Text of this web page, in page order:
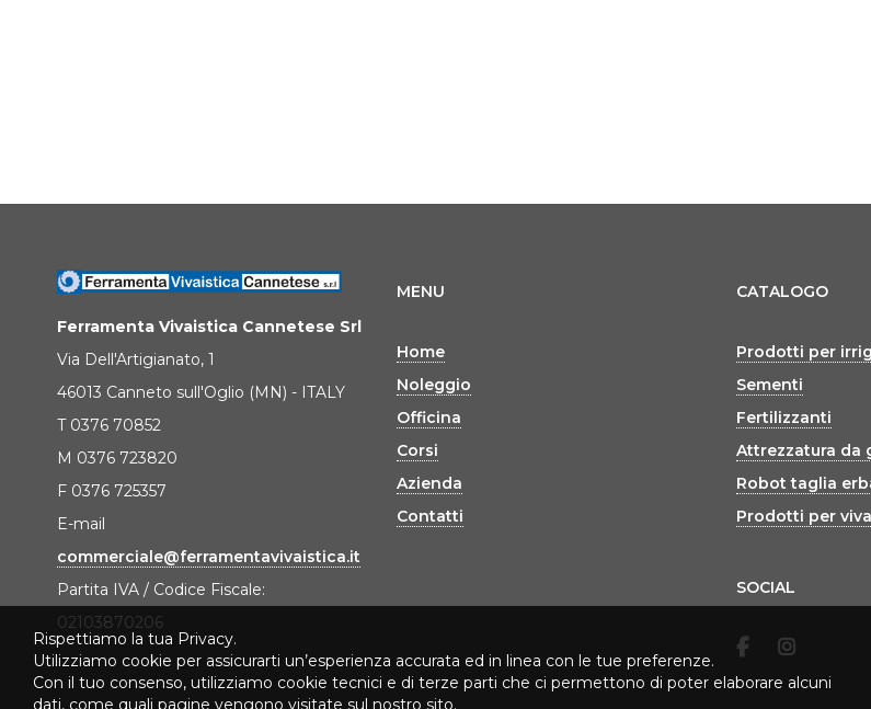
Ferramenta Vivaistica Cannetese Srl
Via Dell'Artigianato, 1
46013 Canneto sull'Oglio (MN) - ITALY
T 0376 70852
M 0376 723820
F 0376 725357
E-mail
commerciale@ferramentavivaistica.it
Partita IVA / Codice Fiscale:
02103870206
MENU
Home
Noleggio
Officina
Corsi
Azienda
Contatti
CATALOGO
Prodotti per
Sementi
Fertilizzanti
Attrezzatura da
Robot taglia
Prodotti per
SOCIAL
Rispettiamo la tua Privacy.
Utilizziamo cookie per assicurarti un’esperienza accurata ed in linea con le tue preferenze.
Con il tuo consenso, utilizziamo cookie tecnici e di terze parti che ci permettono di poter elaborare alcuni
dati, come quali pagine vengono visitate sul nostro sito.